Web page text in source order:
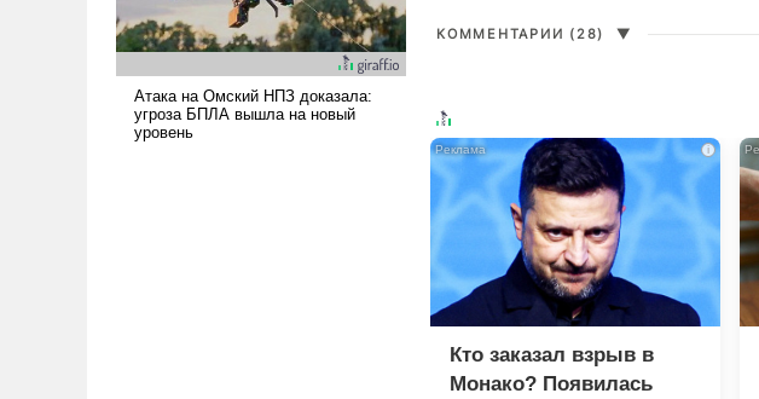
перед Китаем.
КОММЕНТАРИИ (28) ▼
i
Кто заказал взрыв в
Монако? Появилась